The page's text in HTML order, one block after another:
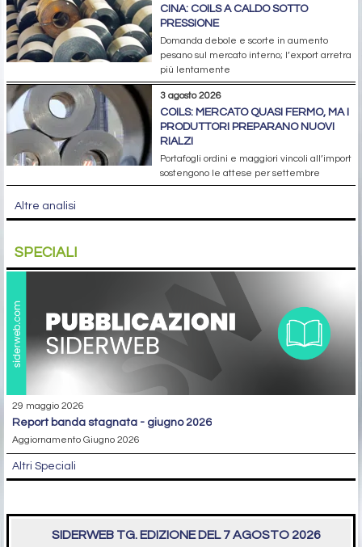
CINA: COILS A CALDO SOTTO
PRESSIONE
Domanda debole e scorte in aumento
pesano sul mercato interno; l’export arretra
più lentamente
3 agosto 2026
COILS: MERCATO QUASI FERMO, MA I
PRODUTTORI PREPARANO NUOVI
RIALZI
Portafogli ordini e maggiori vincoli all’import
sostengono le attese per settembre
Altre analisi
SPECIALI
29 maggio 2026
report banda stagnata - giugno 2026
Aggiornamento Giugno 2026
Altri Speciali
SIDERWEB TG. EDIZIONE DEL 7 AGOSTO 2026